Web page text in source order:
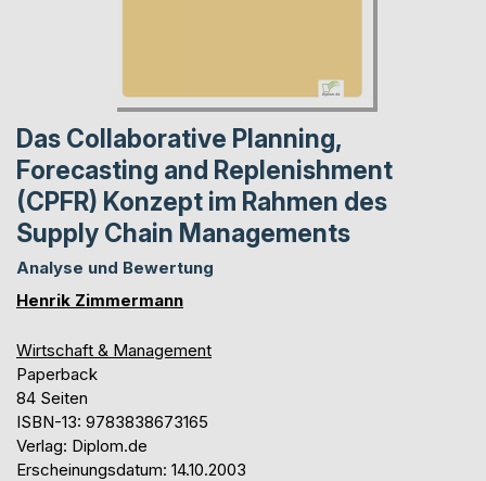
Das Collaborative Planning,
Forecasting and Replenishment
(CPFR) Konzept im Rahmen des
Supply Chain Managements
Analyse und Bewertung
Henrik Zimmermann
Wirtschaft & Management
Paperback
84 Seiten
ISBN-13: 9783838673165
Verlag: Diplom.de
Erscheinungsdatum: 14.10.2003